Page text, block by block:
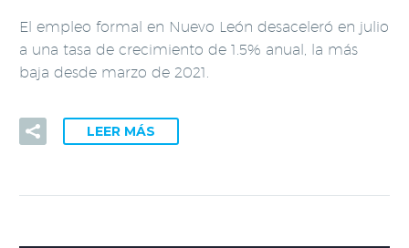
El empleo formal en Nuevo León desaceleró en julio
a una tasa de crecimiento de 1.5% anual, la más
baja desde marzo de 2021.
LEER MÁS